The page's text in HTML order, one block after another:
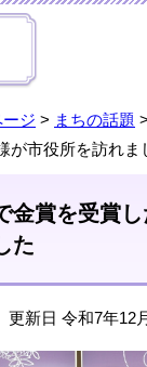
ージ > まちの話題
が市役所を訪れま
金賞を受賞
た
新日 令和7年12